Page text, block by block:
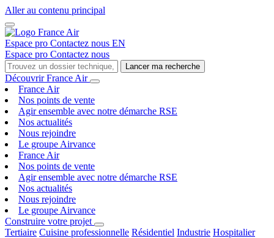
Aller au contenu principal
Espace pro Contactez nous EN
Espace pro Contactez nous
Lancer ma recherche
Découvrir France Air
France Air
Nos points de vente
Agir ensemble avec notre démarche RSE
Nos actualités
Nous rejoindre
Le groupe Airvance
France Air
Nos points de vente
Agir ensemble avec notre démarche RSE
Nos actualités
Nous rejoindre
Le groupe Airvance
Construire votre projet
Tertiaire Cuisine professionnelle Résidentiel Industrie Hospitalier